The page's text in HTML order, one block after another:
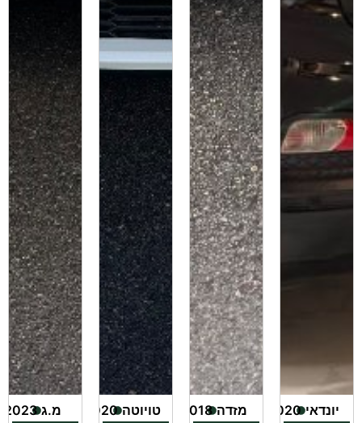
יונדאי 2020
מזדה 2018
טויוטה 2020
מ.ג 2023